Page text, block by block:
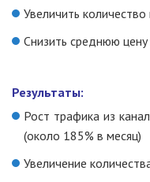
Увеличить
Снизить среднюю цену
Результаты:
Рост трафика из
(около 185% в месяц)
Увеличение